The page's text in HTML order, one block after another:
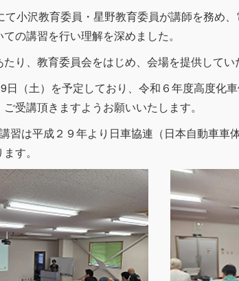
て小沢教育委員・星野教育委員が講師を務め
の講習を行い理解を深めました。
り、教育委員会をはじめ、会場を提供して
日（土）を予定しており、令和６年度高度化
受講頂きますようお願いいたします。
習は平成２９年より日車協連（日本自動車
す。